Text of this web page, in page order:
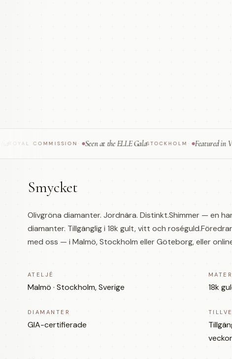
COMMISSION · Seen at the ELLE GalaSTOCKHOLM· Featured in Vogue
Smycket
Olivgröna diamanter. Jordnära. Distinkt.Shimmer — en
diamanter. Tillgänglig i 18k gult, vitt och
med oss — i Malmö, Stockholm eller Göteborg, eller
ATELJÉ
Malmö · Stockholm, Sverige 18k
DIAMANTER
GIA-certifierade
veckor